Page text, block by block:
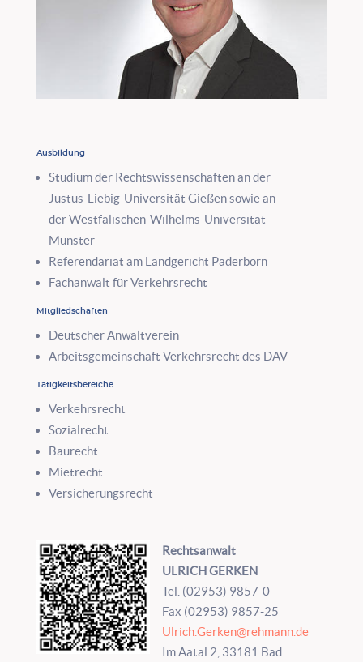
Ausbildung
Studium der Rechtswissenschaften an der
Justus-Liebig-Universität Gießen sowie an
der Westfälischen-Wilhelms-Universität
Münster
Referendariat am Landgericht Paderborn
Fachanwalt für Verkehrsrecht
Mitgliedschaften
Deutscher Anwaltverein
Arbeitsgemeinschaft Verkehrsrecht des DAV
Tätigkeitsbereiche
Verkehrsrecht
Sozialrecht
Baurecht
Mietrecht
Versicherungsrecht
Rechtsanwalt
ULRICH GERKEN
Tel. (02953) 9857-0
Fax (02953) 9857-25
Ulrich.Gerken@rehmann.de
Im Aatal 2, 33181 Bad